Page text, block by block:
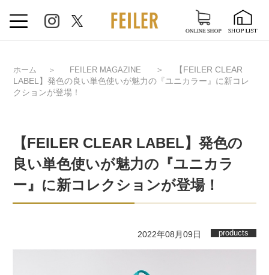
ホーム ＞ FEILER MAGAZINE ＞
【FEILER CLEAR
LABEL】発色の良い単色使いが魅力の『ユニカラー』に新コレ
クションが登場！
【FEILER CLEAR LABEL】発色の
良い単色使いが魅力の『ユニカラ
ー』に新コレクションが登場！
2022年08月09日 products